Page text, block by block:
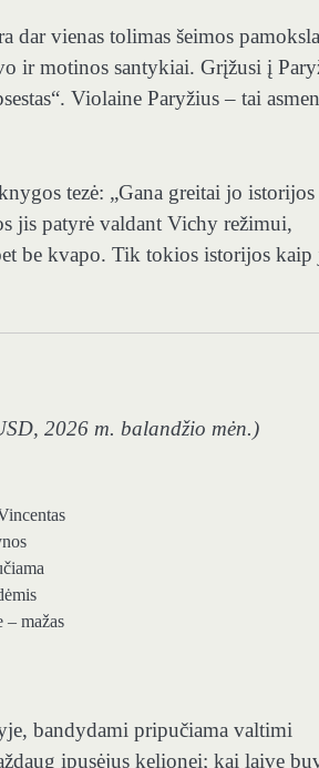
dar vienas tolimas šeimos
ir motinos santykiai. Grįžusi į
Violaine Paryžius – tai
tezė: „Gana greitai jo
jis patyrė valdant Vichy režimui,
be kvapo. Tik tokios istorijos kaip
2026 m. balandžio mėn.)
bandydami pripučiama valtimi
įpusėjus kelionei; kai laive